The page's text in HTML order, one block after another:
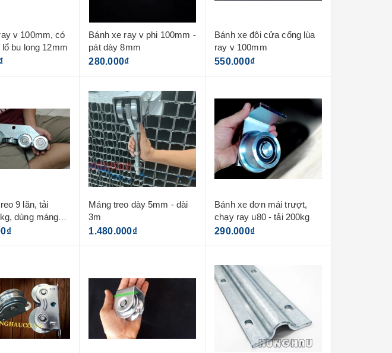
có
bu long 12mm
Bánh xe ray v phi 100mm -
pát dày 8mm
280.000₫
Bánh xe đôi cửa cổng lùa
ray v 100mm
550.000₫
9 lăn, tải
dùng máng
Máng treo dày 5mm - dài
3m
1.480.000₫
Bánh xe đơn mái trượt,
chạy ray u80 - tải 200kg
290.000₫